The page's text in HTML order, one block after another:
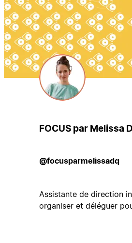
FOCUS par Melissa
@focusparmelissadq
Assistante de direction
organiser et déléguer